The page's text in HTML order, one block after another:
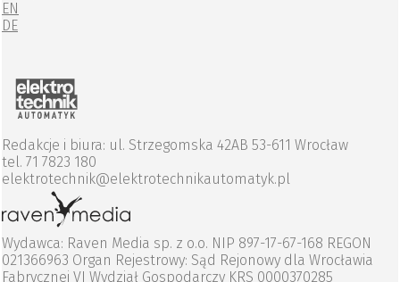
EN
DE
Redakcje i biura: ul. Strzegomska 42AB 53-611 Wrocław
tel. 71 7823 180
elektrotechnik@elektrotechnikautomatyk.pl
Wydawca: Raven Media sp. z o.o. NIP 897-17-67-168 REGON
021366963 Organ Rejestrowy: Sąd Rejonowy dla Wrocławia
Fabrycznej VI Wydział Gospodarczy KRS 0000370285